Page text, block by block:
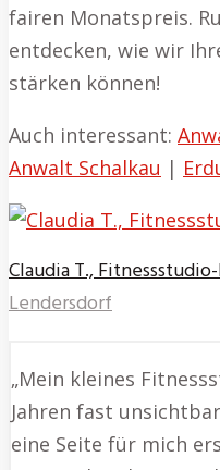
fairen Monatspreis.
entdecken, wie wir
stärken können!
Auch interessant:
Anwalt Schalkau |
Claudia T.,
Lendersdorf
„Mein kleines
Jahren fast
eine Seite für mich